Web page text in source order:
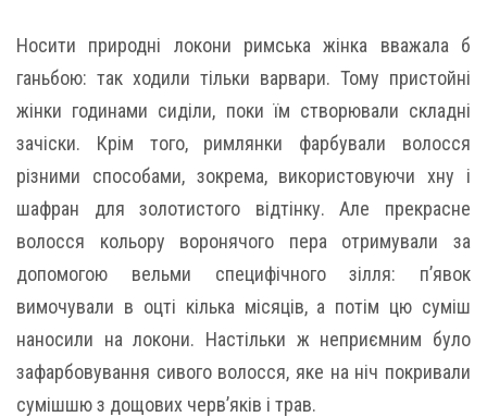
Носити природні локони римська жінка вважала б
ганьбою: так ходили тільки варвари. Тому пристойні
жінки годинами сиділи, поки їм створювали складні
зачіски. Крім того, римлянки фарбували волосся
різними способами, зокрема, використовуючи хну і
шафран для золотистого відтінку. Але прекрасне
волосся кольору воронячого пера отримували за
допомогою вельми специфічного зілля: п’явок
вимочували в оцті кілька місяців, а потім цю суміш
наносили на локони. Настільки ж неприємним було
зафарбовування сивого волосся, яке на ніч покривали
сумішшю з дощових черв’яків і трав.